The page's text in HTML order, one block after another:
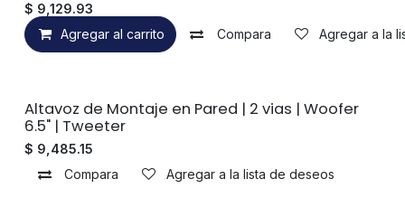
$ 9,129.93
Agregar al carrito
Compara Agregar a la
Sin existencias
Altavoz de Montaje en Pared | 2 vias | Woofer
6.5" | Tweeter
$ 9,485.15
Compara
Agregar a la lista de deseos